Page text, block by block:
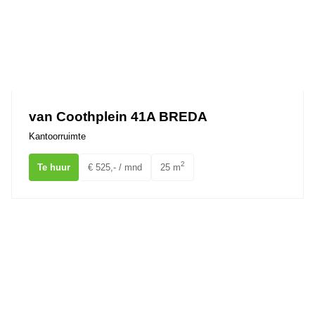
van Coothplein 41A BREDA
Kantoorruimte
Te huur € 525,- / mnd 25 m2